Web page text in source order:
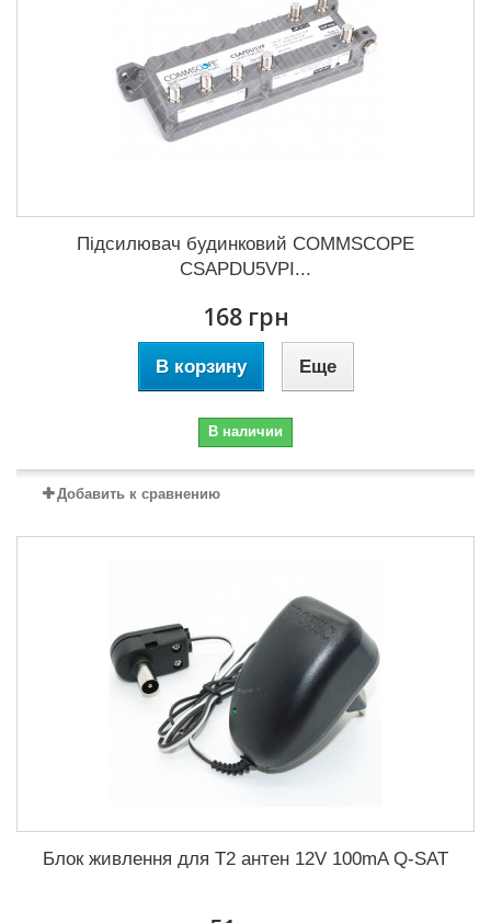
Підсилювач будинковий COMMSCOPE
CSAPDU5VPI...
168 грн
В корзину Еще
В наличии
Добавить к сравнению
Блок живлення для Т2 антен 12V 100mA Q-SAT